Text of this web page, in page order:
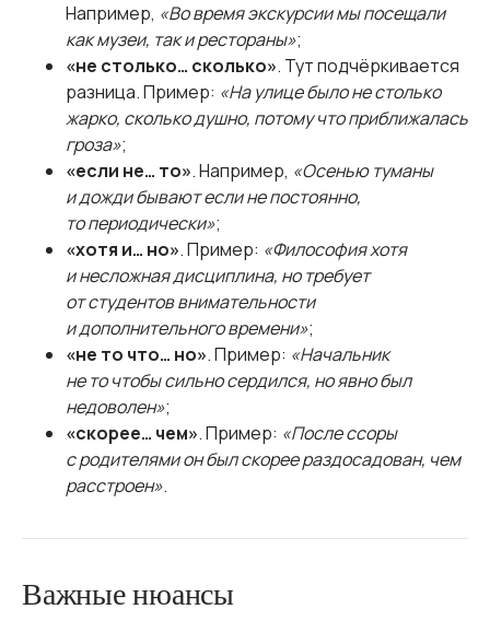
Например, «Во время экскурсии мы посещали
как музеи, так и рестораны»;
«не столько… сколько». Тут подчёркивается
разница. Пример: «На улице было не столько
жарко, сколько душно, потому что приближалась
гроза»;
«если не… то». Например, «Осенью туманы
и дожди бывают если не постоянно,
то периодически»;
«хотя и… но». Пример: «Философия хотя
и несложная дисциплина, но требует
от студентов внимательности
и дополнительного времени»;
«не то что… но». Пример: «Начальник
не то чтобы сильно сердился, но явно был
недоволен»;
«скорее… чем». Пример: «После ссоры
с родителями он был скорее раздосадован, чем
расстроен».
Важные нюансы